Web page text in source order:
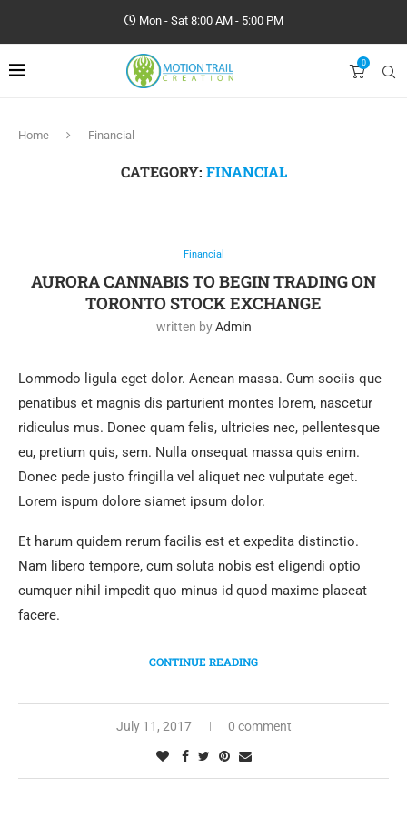
Mon - Sat 8:00 AM - 5:00 PM
0
Home Financial
CATEGORY: FINANCIAL
Financial
AURORA CANNABIS TO BEGIN TRADING ON
TORONTO STOCK EXCHANGE
written byAdmin
Lommodo ligula eget dolor. Aenean massa. Cum sociis que
penatibus et magnis dis parturient montes lorem, nascetur
ridiculus mus. Donec quam felis, ultricies nec, pellentesque
eu, pretium quis, sem. Nulla onsequat massa quis enim.
Donec pede justo fringilla vel aliquet nec vulputate eget.
Lorem ispum dolore siamet ipsum dolor.
Et harum quidem rerum facilis est et expedita distinctio.
Nam libero tempore, cum soluta nobis est eligendi optio
cumquer nihil impedit quo minus id quod maxime placeat
facere.
CONTINUE READING
July 11, 2017 0 comment